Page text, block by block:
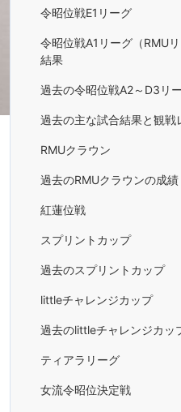
令昭位戦E1リーグ
令昭位戦A1リーグ（RMU
結果
過去の令昭位戦A2～D3リ
過去の主な試合結果と観戦
RMUクラウン
過去のRMUクラウンの成績
紅蓮位戦
スプリントカップ
過去のスプリントカップ
littleチャレンジカップ
過去のlittleチャレンジカッ
ティアラリーグ
女流令昭位決定戦